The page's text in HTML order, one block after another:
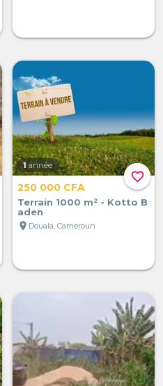
favorite_border
1 année
250 000 CFA
Terrain 1000 m² - Kotto B
aden
location_on Douala, Cameroun